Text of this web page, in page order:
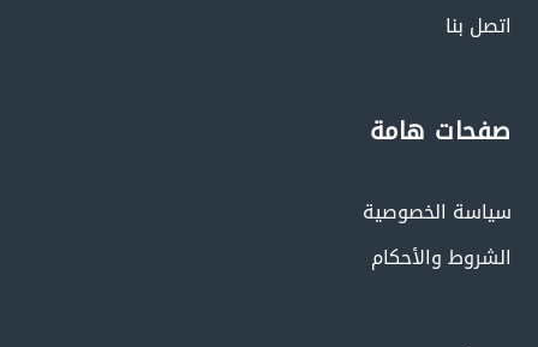
اتصل بنا
صفحات هامة
سياسة الخصوصية
الشروط والأحكام